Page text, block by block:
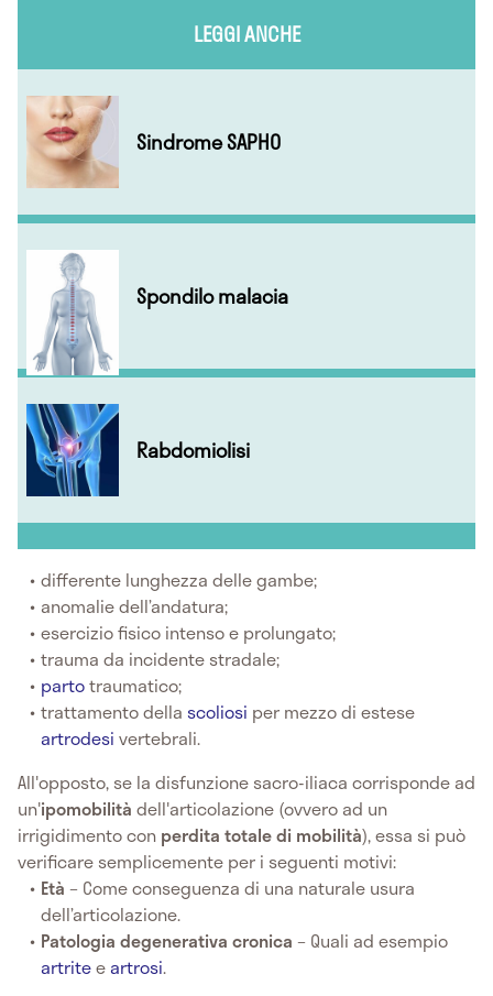
LEGGI ANCHE
Sindrome SAPHO
Spondilo malacia
Rabdomiolisi
differente lunghezza delle gambe;
anomalie dell’andatura;
esercizio fisico intenso e prolungato;
trauma da incidente stradale;
partotraumatico;
trattamento dellascoliosi per mezzo di estese
artrodesi vertebrali.
All'opposto, se la disfunzione sacro-iliaca corrisponde ad
un'ipomobilità dell'articolazione (ovvero ad un
irrigidimento con perdita totale di mobilità),essa si può
verificare semplicemente per i seguenti motivi:
Età – Come conseguenza di una naturale usura
dell’articolazione.
Patologia degenerativa cronica– Quali ad esempio
artriteeartrosi.